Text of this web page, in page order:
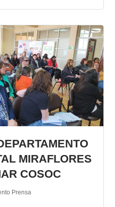
MIRAFLORES
COSOC
Prensa